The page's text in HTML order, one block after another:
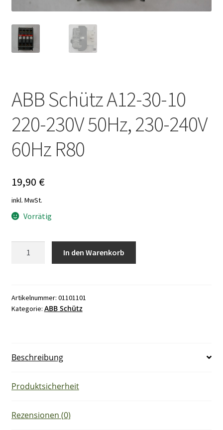
ABB Schütz A12-30-10
220-230V 50Hz, 230-240V
60Hz R80
19,90 €
inkl. MwSt.
Vorrätig
10
220-
240V
R80
In den Warenkorb
Artikelnummer: 01101101
Kategorie: ABB Schütz
Beschreibung
Produktsicherheit
Rezensionen (0)